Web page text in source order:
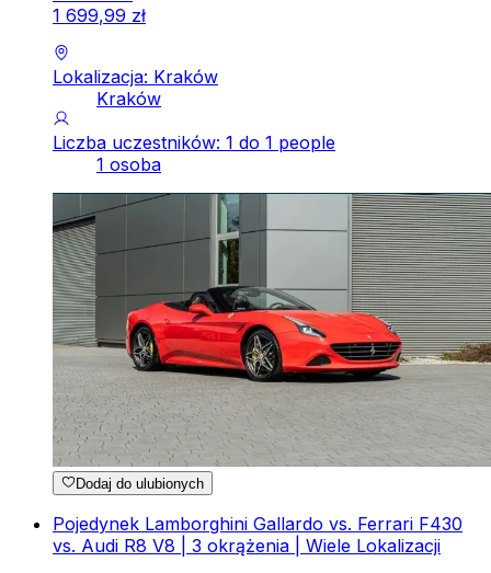
1 699,99 zł
Lokalizacja: Kraków
Kraków
Liczba uczestników: 1 do 1 people
1 osoba
Dodaj do ulubionych
Pojedynek Lamborghini Gallardo vs. Ferrari F430
vs. Audi R8 V8 | 3 okrążenia | Wiele Lokalizacji